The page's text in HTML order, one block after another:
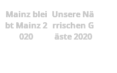
Mainz blei
bt Mainz 2
020
Unsere Nä
rrischen G
äste 2020